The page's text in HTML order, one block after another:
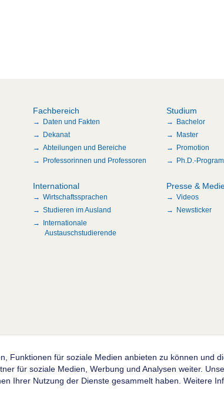
Fachbereich
Daten und Fakten
Dekanat
Abteilungen und Bereiche
Professorinnen und Professoren
Studium
Bachelor
Master
Promotion
Ph.D.-
International
Wirtschaftssprachen
Studieren im Ausland
Internationale
Austauschstudierende
Presse &
Videos
Newsticker
Funktionen für soziale Medien anbieten zu können und
für soziale Medien, Werbung und Analysen weiter.
Ihrer Nutzung der Dienste gesammelt haben. Weitere